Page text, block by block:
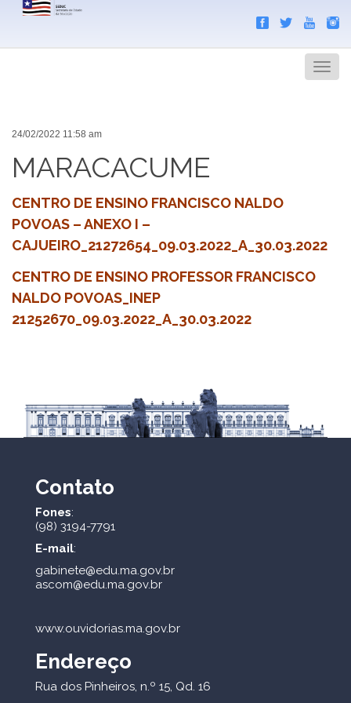
Menu
24/02/2022 11:58 am
MARACACUME
CENTRO DE ENSINO FRANCISCO NALDO
POVOAS – ANEXO I –
CAJUEIRO_21272654_09.03.2022_A_30.03.2022
CENTRO DE ENSINO PROFESSOR FRANCISCO
NALDO POVOAS_INEP
21252670_09.03.2022_A_30.03.2022
Contato
Fones:
(98) 3194-7791
E-mail:
gabinete@edu.ma.gov.br
ascom@edu.ma.gov.br
www.ouvidorias.ma.gov.br
Endereço
Rua dos Pinheiros, n.º 15, Qd. 16